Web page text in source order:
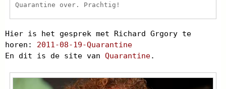
Quarantine over. Prachtig!
Hier is het gesprek met Richard Grgory te
horen: 2011-08-19-Quarantine
En dit is de site van Quarantine.